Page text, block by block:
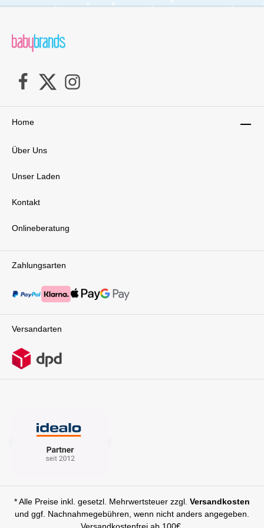
Hand-Koordination. Das weiche, doppelseitige
langanhaltende Freude in jeder Phase der
Bauchlage.Lieferumfang: 1x Tiny Love Farmers
Bauchlage
Zahlungsarten
Versandarten
Home
Über Uns
Unser Laden
Kontakt
Onlineberatung
* Alle Preise inkl. gesetzl. Mehrwertsteuer zzgl. Versandkosten
und ggf. Nachnahmegebühren, wenn nicht anders angegeben.